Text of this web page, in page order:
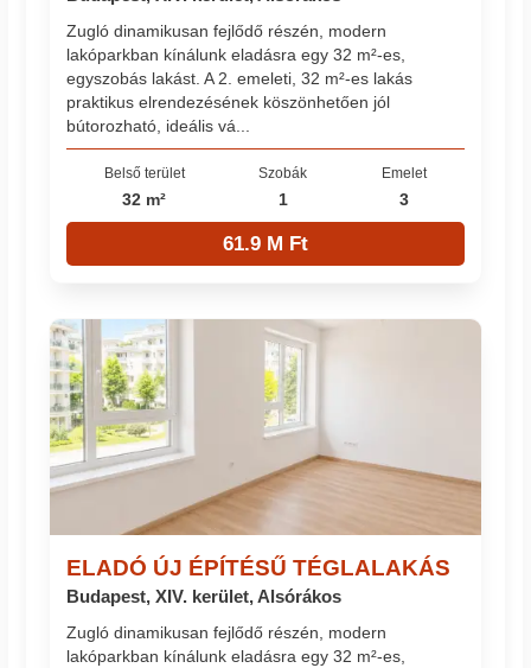
Zugló dinamikusan fejlődő részén, modern
lakóparkban kínálunk eladásra egy 32 m²-es,
egyszobás lakást. A 2. emeleti, 32 m²-es lakás
praktikus elrendezésének köszönhetően jól
bútorozható, ideális vá...
Belső terület
32 m²
Szobák
1
Emelet
3
61.9 M Ft
ELADÓ ÚJ ÉPÍTÉSŰ TÉGLALAKÁS
Budapest, XIV. kerület, Alsórákos
Zugló dinamikusan fejlődő részén, modern
lakóparkban kínálunk eladásra egy 32 m²-es,